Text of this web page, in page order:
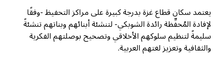
يعتمد سكان قطاع غزة بدرجة كبيرة على مراكز التحفيظ -وفقًا
لإفادة المُحفِّظة رائدة الشوبكي- لتنشئة أبنائهم وبناتهم تنشئةً
سليمةً لتنظيم سلوكهم الأخلاقي وتصحيح بوصلتهم الفكرية
والثقافية وتعزيز لغتهم العربية.